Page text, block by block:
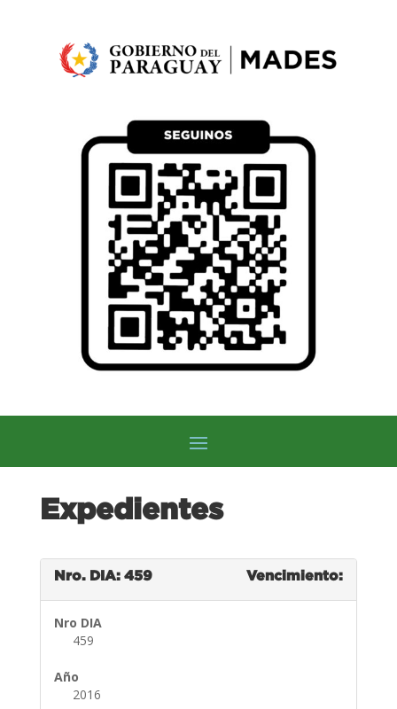
Expedientes
Nro. DIA: 459 Vencimiento:
Nro DIA
459
Año
2016